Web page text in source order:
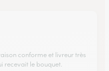
conforme et livreur très
recevait le bouquet.